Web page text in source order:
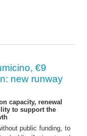
€9
new runway
capacity, renewal
to support the
public funding, to